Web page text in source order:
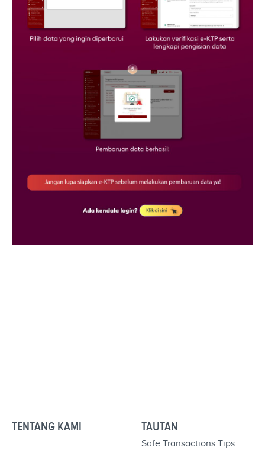
TENTANG KAMI TAUTAN
Safe Transactions Tips